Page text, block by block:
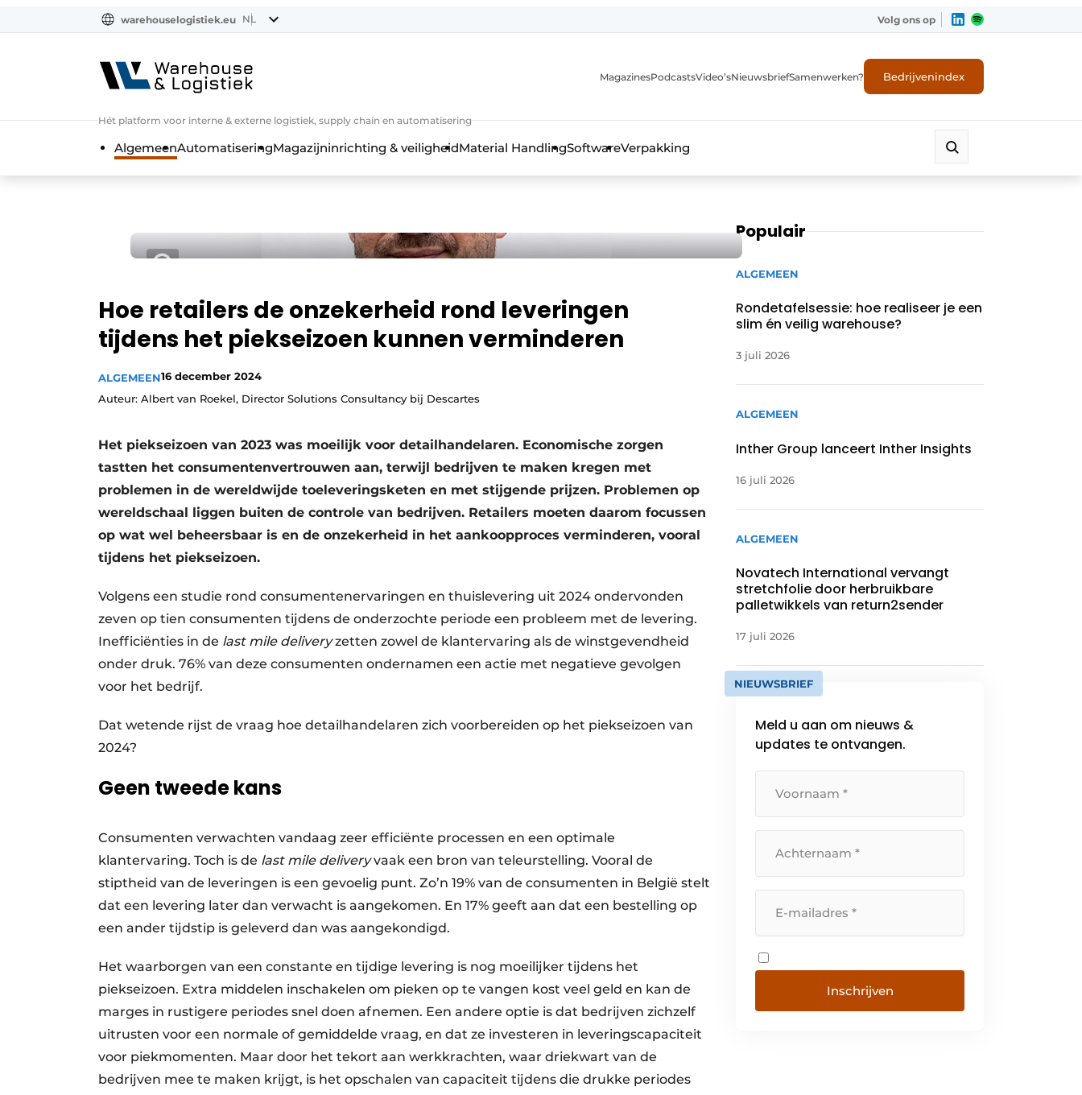
warehouselogistiek.eu NL Volg ons op
Hét platform voor interne & externe logistiek, supply chain en automatisering
MagazinesPodcastsVideo’sNieuwsbriefSamenwerken? Bedrijvenindex
AlgemeenAutomatiseringMagazijninrichting & veiligheidMaterial HandlingSoftwareVerpakking
Hoe retailers de onzekerheid rond leveringen
tijdens het piekseizoen kunnen verminderen
ALGEMEEN16 december 2024
Auteur: Albert van Roekel, Director Solutions Consultancy bij Descartes
Het piekseizoen van 2023 was moeilijk voor detailhandelaren. Economische zorgen
tastten het consumentenvertrouwen aan, terwijl bedrijven te maken kregen met
problemen in de wereldwijde toeleveringsketen en met stijgende prijzen. Problemen op
wereldschaal liggen buiten de controle van bedrijven. Retailers moeten daarom focussen
op wat wel beheersbaar is en de onzekerheid in het aankoopproces verminderen, vooral
tijdens het piekseizoen.
Volgens een studie rond consumentenervaringen en thuislevering uit 2024 ondervonden
zeven op tien consumenten tijdens de onderzochte periode een probleem met de levering.
Inefficiënties in de last mile deliveryzetten zowel de klantervaring als de winstgevendheid
onder druk. 76% van deze consumenten ondernamen een actie met negatieve gevolgen
voor het bedrijf.
Dat wetende rijst de vraag hoe detailhandelaren zich voorbereiden op het piekseizoen van
2024?
Geen tweede kans
Consumenten verwachten vandaag zeer efficiënte processen en een optimale
klantervaring. Toch is de last mile deliveryvaak een bron van teleurstelling. Vooral de
stiptheid van de leveringen is een gevoelig punt. Zo’n 19% van de consumenten in België stelt
dat een levering later dan verwacht is aangekomen. En 17% geeft aan dat een bestelling op
een ander tijdstip is geleverd dan was aangekondigd.
Het waarborgen van een constante en tijdige levering is nog moeilijker tijdens het
piekseizoen. Extra middelen inschakelen om pieken op te vangen kost veel geld en kan de
marges in rustigere periodes snel doen afnemen. Een andere optie is dat bedrijven zichzelf
uitrusten voor een normale of gemiddelde vraag, en dat ze investeren in leveringscapaciteit
voor piekmomenten. Maar door het tekort aan werkkrachten, waar driekwart van de
bedrijven mee te maken krijgt, is het opschalen van capaciteit tijdens die drukke periodes
Populair
ALGEMEEN
Rondetafelsessie: hoe realiseer je een
slim én veilig warehouse?
3 juli 2026
ALGEMEEN
Inther Group lanceert Inther Insights
16 juli 2026
ALGEMEEN
Novatech International vervangt
stretchfolie door herbruikbare
palletwikkels van return2sender
17 juli 2026
NIEUWSBRIEF
Meld u aan om nieuws &
updates te ontvangen.
Inschrijven